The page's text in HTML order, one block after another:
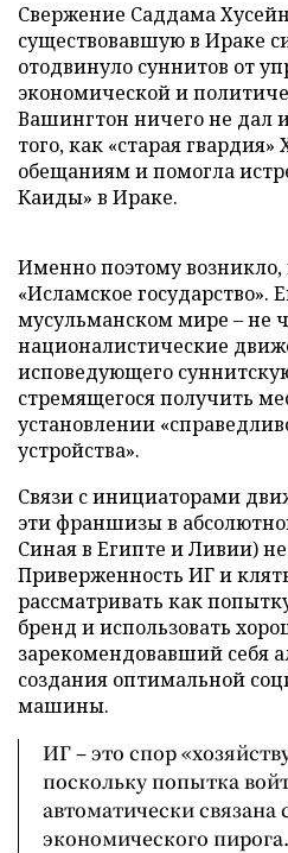
Свержение Саддама
существовавшую в Ираке
отодвинуло суннитов от
экономической и
Вашингтон ничего не дал
того, как «старая
обещаниям и помогла
Каиды» в Ираке.
Именно поэтому
«Исламское государство».
мусульманском мире – не
националистические
исповедующего
стремящегося получить
установлении
устройства».
Связи с инициаторами
эти франшизы в
Синая в Египте и Ливии)
Приверженность ИГ и
рассматривать как
бренд и использовать
зарекомендовавший себя
создания оптимальной
машины.
ИГ – это спор
поскольку попытка
автоматически связана
экономического пирога.